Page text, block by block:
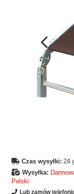
Wcześniejsza
strona
Czas wysyłki: 24
Wysyłka:
Polski
Lub zamów